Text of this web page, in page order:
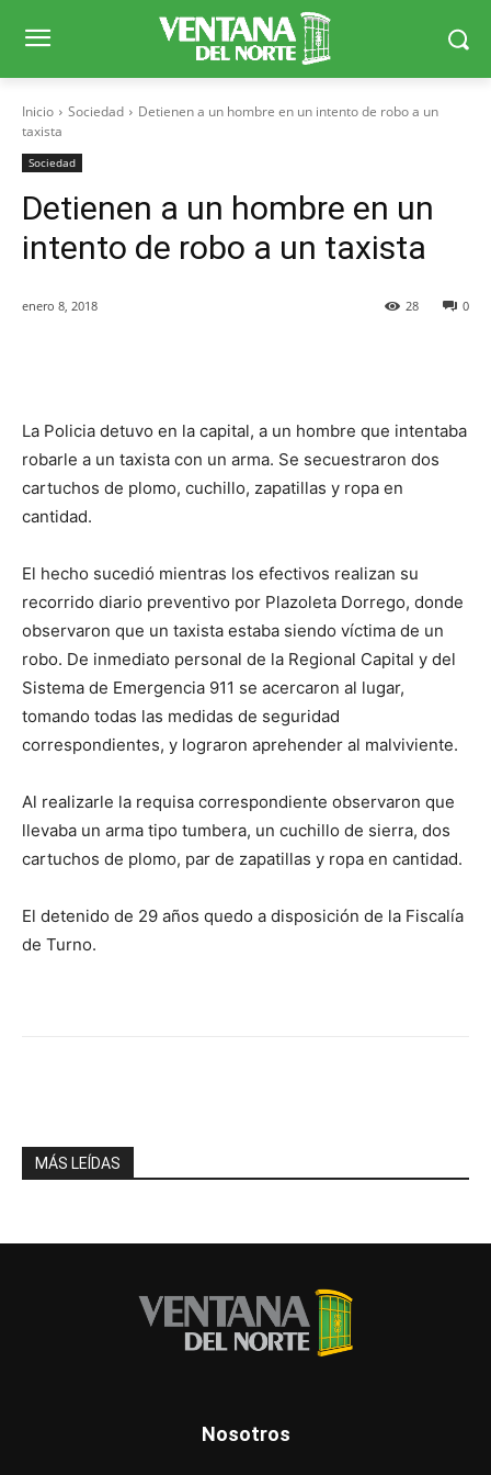
Inicio Sociedad
Detienen a un hombre en un intento de robo a un
taxista
Sociedad
Detienen a un hombre en un
intento de robo a un taxista
enero 8, 2018 0
28
La Policia detuvo en la capital, a un hombre que intentaba
robarle a un taxista con un arma. Se secuestraron dos
cartuchos de plomo, cuchillo, zapatillas y ropa en
cantidad.
El hecho sucedió mientras los efectivos realizan su
recorrido diario preventivo por Plazoleta Dorrego, donde
observaron que un taxista estaba siendo víctima de un
robo. De inmediato personal de la Regional Capital y del
Sistema de Emergencia 911 se acercaron al lugar,
tomando todas las medidas de seguridad
correspondientes, y lograron aprehender al malviviente.
Al realizarle la requisa correspondiente observaron que
llevaba un arma tipo tumbera, un cuchillo de sierra, dos
cartuchos de plomo, par de zapatillas y ropa en cantidad.
El detenido de 29 años quedo a disposición de la Fiscalía
de Turno.
MÁS LEÍDAS
Nosotros